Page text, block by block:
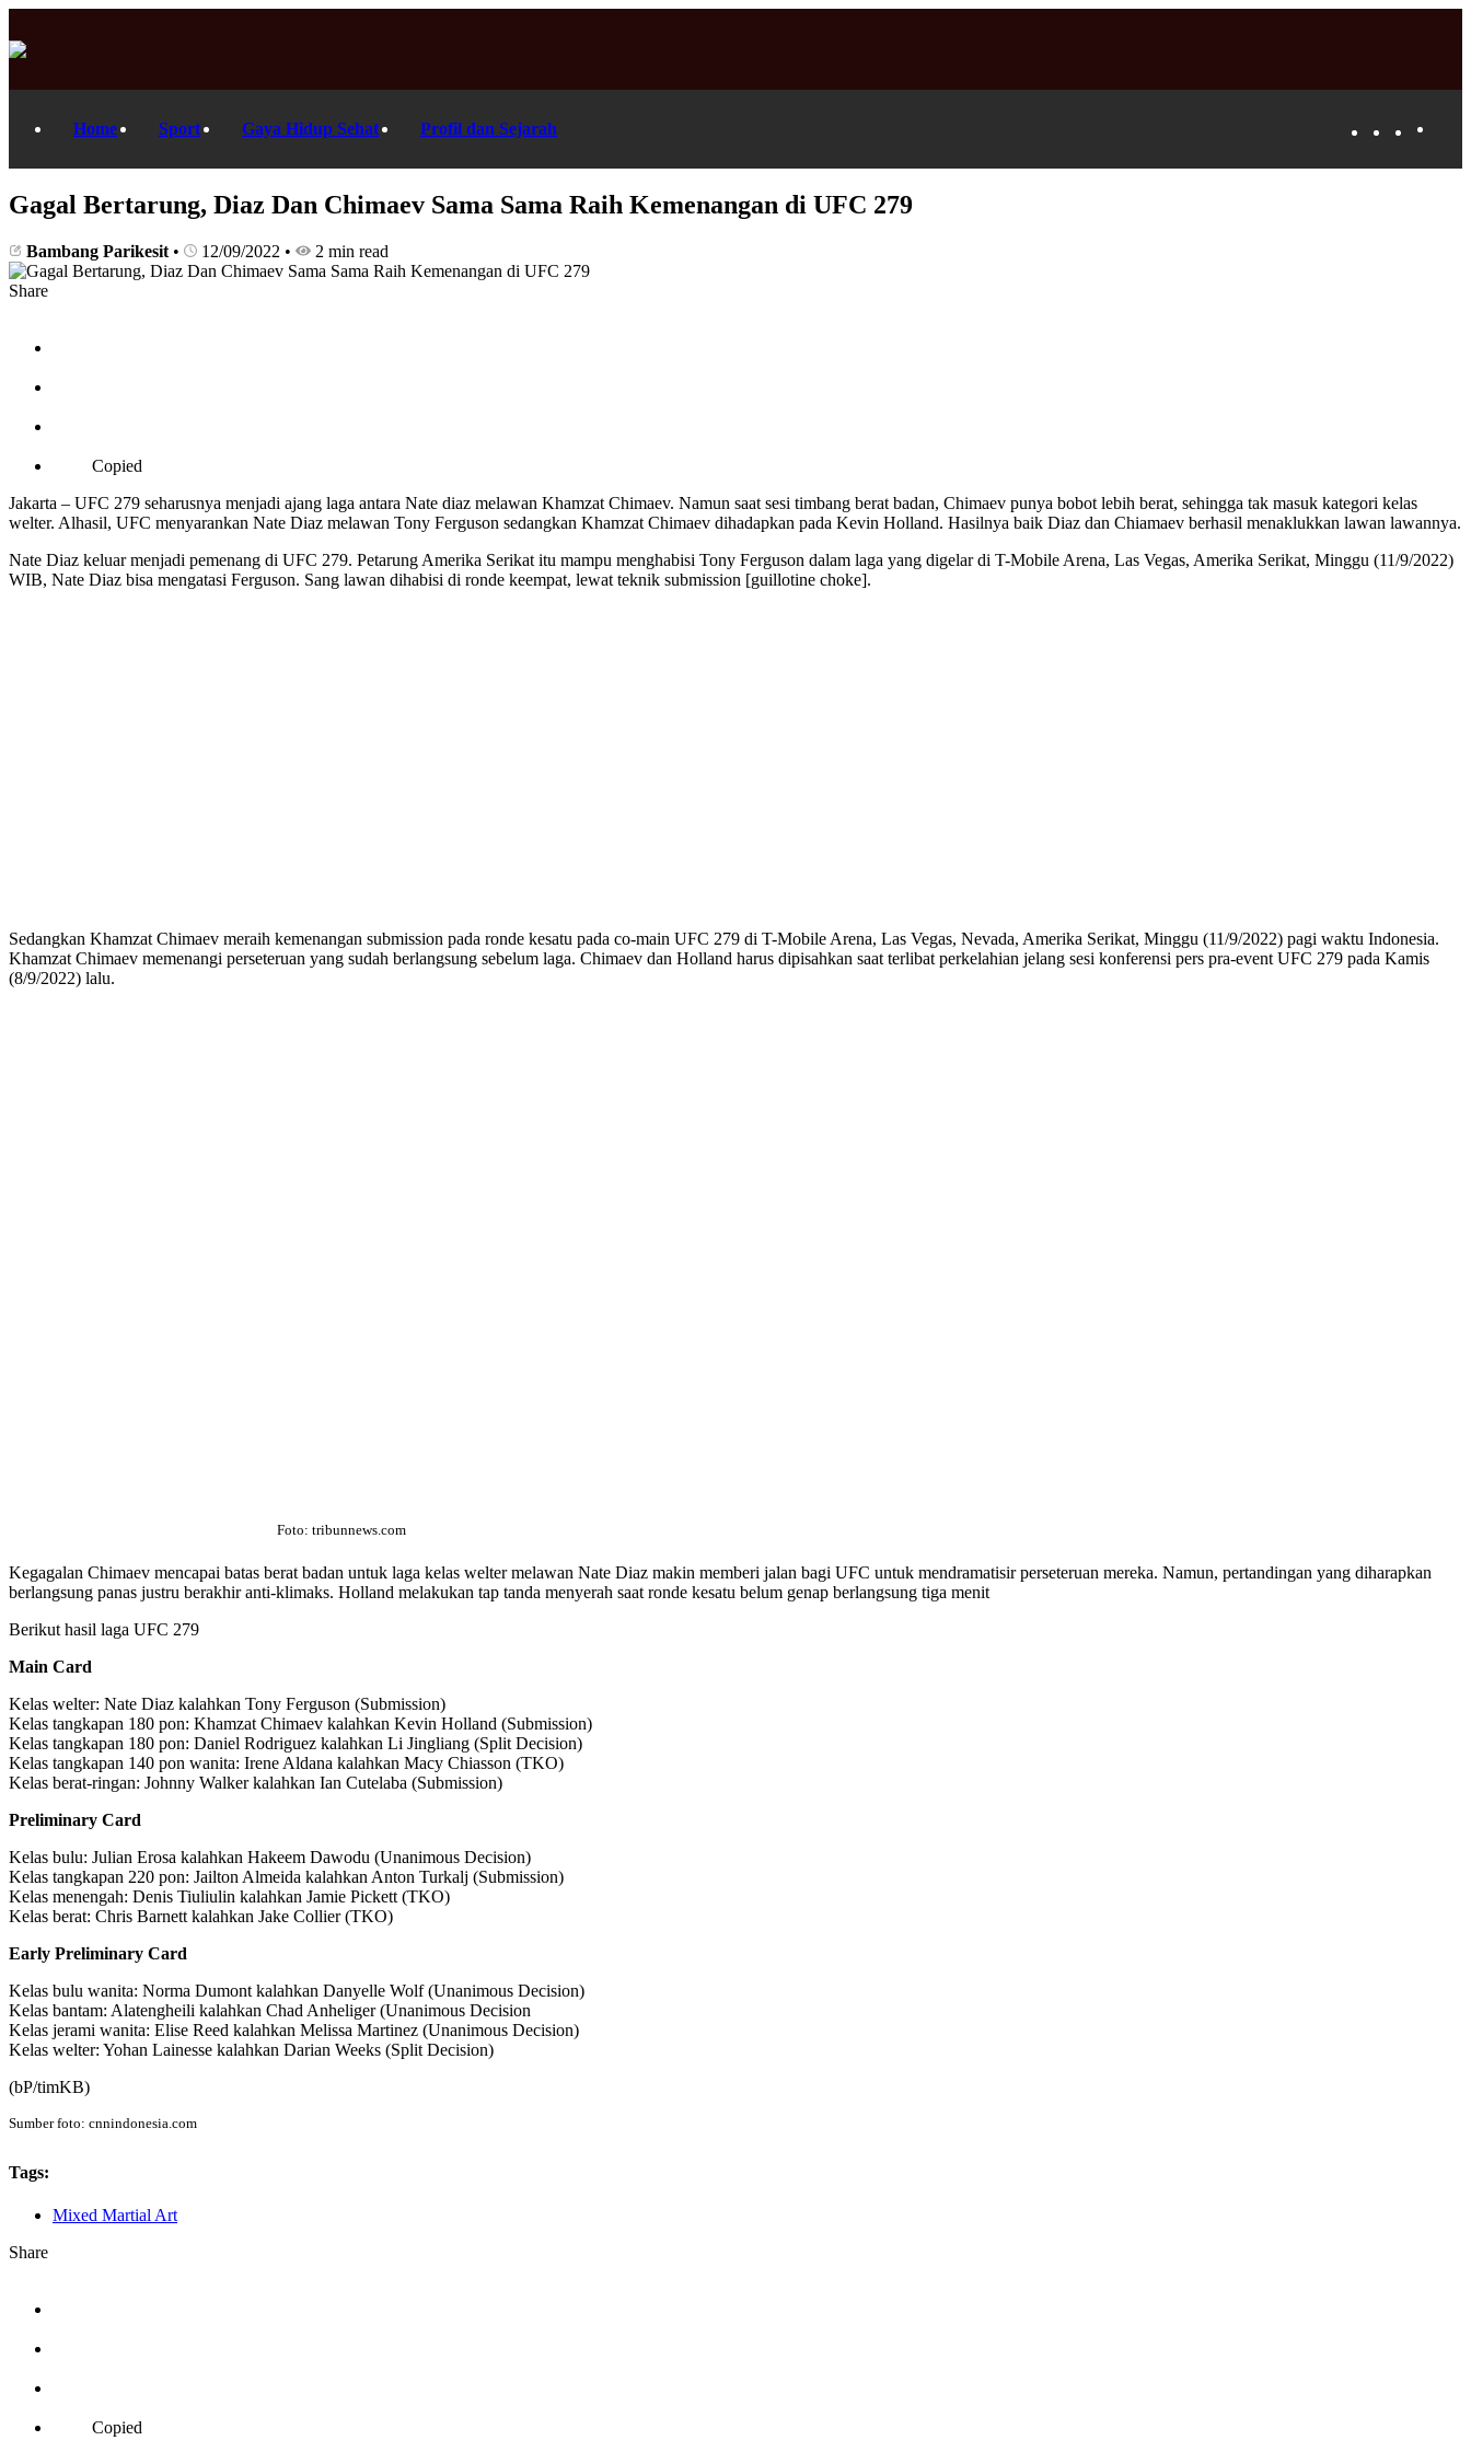
Home Sport Gaya Hidup Sehat Profil dan Sejarah
Gagal Bertarung, Diaz Dan Chimaev Sama Sama Raih Kemenangan di UFC 279
Bambang Parikesit • 12/09/2022 • 2 min read
Share
Copied
Jakarta – UFC 279 seharusnya menjadi ajang laga antara Nate diaz melawan Khamzat Chimaev. Namun saat sesi timbang berat badan, Chimaev punya bobot lebih berat, sehingga tak masuk kategori kelas
welter. Alhasil, UFC menyarankan Nate Diaz melawan Tony Ferguson sedangkan Khamzat Chimaev dihadapkan pada Kevin Holland. Hasilnya baik Diaz dan Chiamaev berhasil menaklukkan lawan lawannya.
Nate Diaz keluar menjadi pemenang di UFC 279. Petarung Amerika Serikat itu mampu menghabisi Tony Ferguson dalam laga yang digelar di T-Mobile Arena, Las Vegas, Amerika Serikat, Minggu (11/9/2022)
WIB, Nate Diaz bisa mengatasi Ferguson. Sang lawan dihabisi di ronde keempat, lewat teknik submission [guillotine choke].
Sedangkan Khamzat Chimaev meraih kemenangan submission pada ronde kesatu pada co-main UFC 279 di T-Mobile Arena, Las Vegas, Nevada, Amerika Serikat, Minggu (11/9/2022) pagi waktu Indonesia.
Khamzat Chimaev memenangi perseteruan yang sudah berlangsung sebelum laga. Chimaev dan Holland harus dipisahkan saat terlibat perkelahian jelang sesi konferensi pers pra-event UFC 279 pada Kamis
(8/9/2022) lalu.
Foto: tribunnews.com
Kegagalan Chimaev mencapai batas berat badan untuk laga kelas welter melawan Nate Diaz makin memberi jalan bagi UFC untuk mendramatisir perseteruan mereka. Namun, pertandingan yang diharapkan
berlangsung panas justru berakhir anti-klimaks. Holland melakukan tap tanda menyerah saat ronde kesatu belum genap berlangsung tiga menit
Berikut hasil laga UFC 279
Main Card
Kelas welter: Nate Diaz kalahkan Tony Ferguson (Submission)
Kelas tangkapan 180 pon: Khamzat Chimaev kalahkan Kevin Holland (Submission)
Kelas tangkapan 180 pon: Daniel Rodriguez kalahkan Li Jingliang (Split Decision)
Kelas tangkapan 140 pon wanita: Irene Aldana kalahkan Macy Chiasson (TKO)
Kelas berat-ringan: Johnny Walker kalahkan Ian Cutelaba (Submission)
Preliminary Card
Kelas bulu: Julian Erosa kalahkan Hakeem Dawodu (Unanimous Decision)
Kelas tangkapan 220 pon: Jailton Almeida kalahkan Anton Turkalj (Submission)
Kelas menengah: Denis Tiuliulin kalahkan Jamie Pickett (TKO)
Kelas berat: Chris Barnett kalahkan Jake Collier (TKO)
Early Preliminary Card
Kelas bulu wanita: Norma Dumont kalahkan Danyelle Wolf (Unanimous Decision)
Kelas bantam: Alatengheili kalahkan Chad Anheliger (Unanimous Decision
Kelas jerami wanita: Elise Reed kalahkan Melissa Martinez (Unanimous Decision)
Kelas welter: Yohan Lainesse kalahkan Darian Weeks (Split Decision)
(bP/timKB)
Sumber foto: cnnindonesia.com
Tags:
Mixed Martial Art
Share
Copied